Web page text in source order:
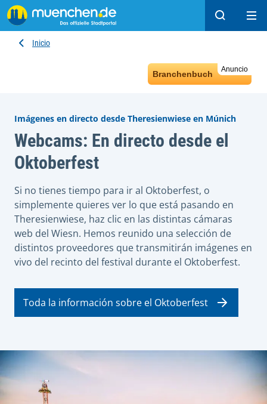
Buscar
Inicio
Anuncio
Branchenbuch
Imágenes en directo desde Theresienwiese en Múnich
Webcams: En directo desde el
Oktoberfest
Si no tienes tiempo para ir al Oktoberfest, o
simplemente quieres ver lo que está pasando en
Theresienwiese, haz clic en las distintas cámaras
web del Wiesn. Hemos reunido una selección de
distintos proveedores que transmitirán imágenes en
vivo del recinto del festival durante el Oktoberfest.
Toda la información sobre el Oktoberfest